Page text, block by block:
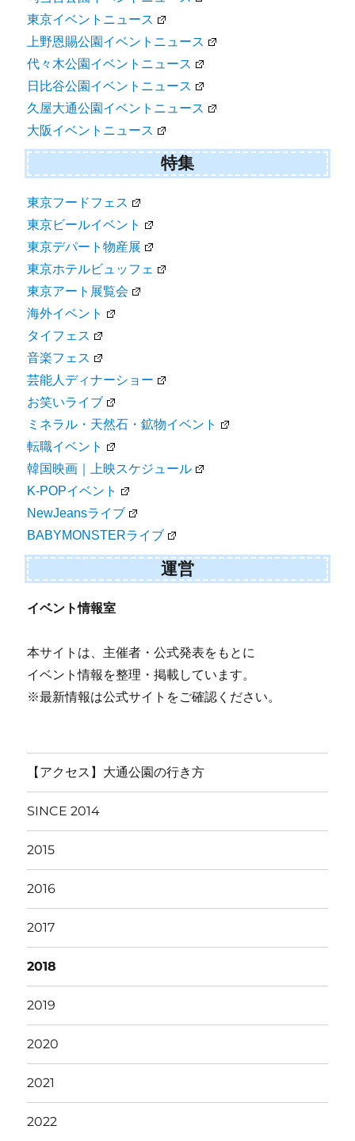
東京イベントニュース
上野恩賜公園イベントニュース
代々木公園イベントニュース
日比谷公園イベントニュース
久屋大通公園イベントニュース
大阪イベントニュース
特集
東京フードフェス
東京ビールイベント
東京デパート物産展
東京ホテルビュッフェ
東京アート展覧会
海外イベント
タイフェス
音楽フェス
芸能人ディナーショー
お笑いライブ
ミネラル・天然石・鉱物イベント
転職イベント
韓国映画｜上映スケジュール
K-POPイベント
NewJeansライブ
BABYMONSTERライブ
運営
イベント情報室
本サイトは、主催者・公式発表をもとに
イベント情報を整理・掲載しています。
※最新情報は公式サイトをご確認ください。
【アクセス】大通公園の行き方
SINCE 2014
2015
2016
2017
2018
2019
2020
2021
2022